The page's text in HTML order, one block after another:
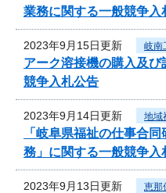
業務に関する一般競争入
2023年9月15日更新 岐南
アーク溶接機の購入及
競争入札公告
2023年9月14日更新 地域
「岐阜県福祉の仕事合
務」に関する一般競争入
2023年9月13日更新 恵那